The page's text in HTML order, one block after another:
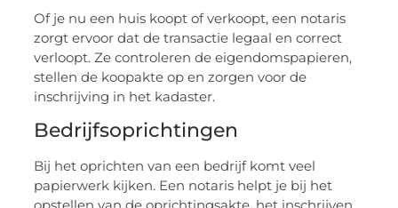
Of je nu een huis koopt of verkoopt, een notaris
zorgt ervoor dat de transactie legaal en correct
verloopt. Ze controleren de eigendomspapieren,
stellen de koopakte op en zorgen voor de
inschrijving in het kadaster.
Bedrijfsoprichtingen
Bij het oprichten van een bedrijf komt veel
papierwerk kijken. Een notaris helpt je bij het